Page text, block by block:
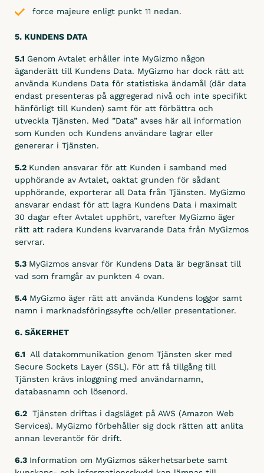
force majeure enligt punkt 11 nedan.
5. KUNDENS DATA
5.1 Genom Avtalet erhåller inte MyGizmo någon
äganderätt till Kundens Data. MyGizmo har dock rätt att
använda Kundens Data för statistiska ändamål (där data
endast presenteras på aggregerad nivå och inte specifikt
hänförligt till Kunden) samt för att förbättra och
utveckla Tjänsten. Med ”Data” avses här all information
som Kunden och Kundens användare lagrar eller
genererar i Tjänsten.
5.2 Kunden ansvarar för att Kunden i samband med
upphörande av Avtalet, oaktat grunden för sådant
upphörande, exporterar all Data från Tjänsten. MyGizmo
ansvarar endast för att lagra Kundens Data i maximalt
30 dagar efter Avtalet upphört, varefter MyGizmo äger
rätt att radera Kundens kvarvarande Data från MyGizmos
servrar.
5.3 MyGizmos ansvar för Kundens Data är begränsat till
vad som framgår av punkten 4 ovan.
5.4 MyGizmo äger rätt att använda Kundens loggor samt
namn i marknadsföringssyfte och/eller presentationer.
6. SÄKERHET
6.1
All datakommunikation genom Tjänsten sker med
Secure Sockets Layer (SSL). För att få tillgång till
Tjänsten krävs inloggning med användarnamn,
databasnamn och lösenord.
6.2 Tjänsten driftas i dagsläget på AWS (Amazon Web
Services). MyGizmo förbehåller sig dock rätten att anlita
annan leverantör för drift.
6.3 Information om MyGizmos säkerhetsarbete samt